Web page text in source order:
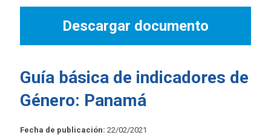
Descargar documento
Guía básica de indicadores de
Género: Panamá
Fecha de publicación: 22/02/2021